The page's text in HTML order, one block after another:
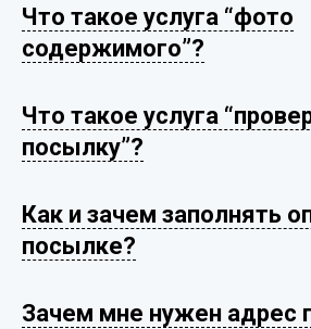
Что такое услуга “фото
содержимого”?
Что такое услуга
посылку”?
Как и зачем заполнять
посылке?
Зачем мне нужен адрес